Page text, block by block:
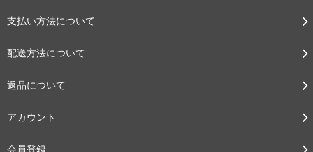
支払い方法について
配送方法について
返品について
アカウント
会員登録